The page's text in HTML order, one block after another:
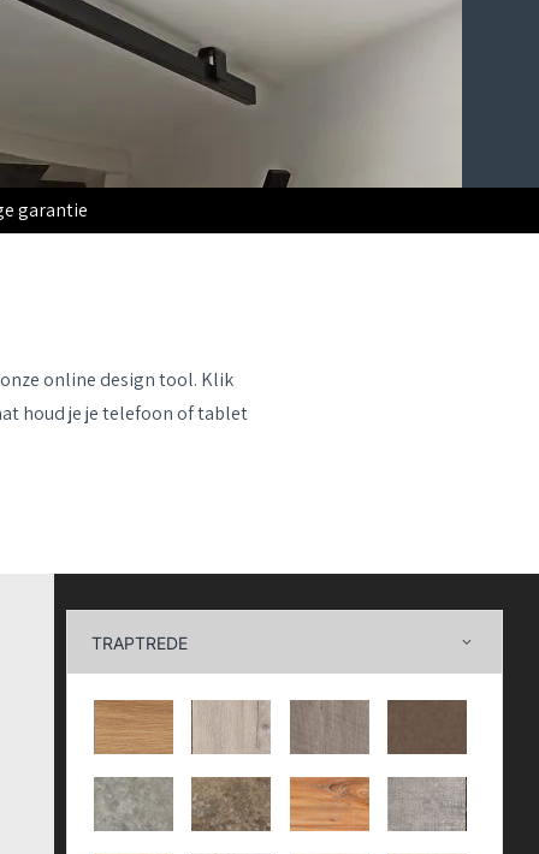
garantie
online design tool. Klik
houd je je telefoon of tablet